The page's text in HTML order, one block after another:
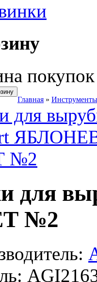
покупок
Главная » Инструменты
для
№2